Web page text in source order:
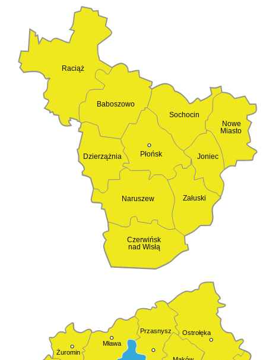
Płońsk
Baboszowo
Raciąż
Sochocin
Nowe
Miasto
Joniec
Dzierzążnia
Naruszew Załuski
Czerwińsk
nad Wisłą
Ostrołęka
Przasnysz
Mława
Żuromin